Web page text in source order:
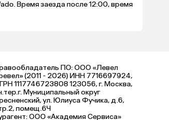
Время заезда после 12:00, время
ПО: ООО «Левел
(2011 - 2026) ИНН 7716697924,
1117746723808 123056, г. Москва,
Муниципальный округ
ул. Юлиуса Фучика, д.6,
помещ.6Ч
ООО «Академия Сервиса»